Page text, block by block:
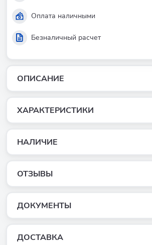
ОПИСАНИЕ
ХАРАКТЕРИСТИКИ
НАЛИЧИЕ
ОТЗЫВЫ
ДОКУМЕНТЫ
ДОСТАВКА
Оплата наличными
Безналичный расчет